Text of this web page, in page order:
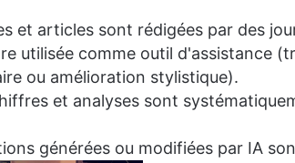
et articles sont rédigées par des
utilisée comme outil d'assistance
ou amélioration stylistique).
et analyses sont
générées ou modifiées par IA